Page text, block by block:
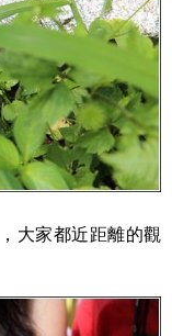
大家都近距離的觀